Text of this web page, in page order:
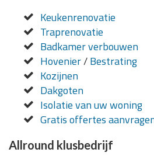
Keukenrenovatie
Traprenovatie
Badkamer verbouwen
Hovenier/Bestrating
Kozijnen
Dakgoten
Isolatie van uw woning
Gratis offertes
Allround klusbedrijf